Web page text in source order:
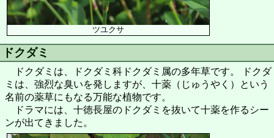
ツユクサ
ドクダミ
ドクダミは、ドクダミ科ドクダミ属の多年草です。 ドクダ
ミは、強烈な臭いを発しますが、十薬（じゅうやく）という
名前の薬草にもなる万能な植物です。
ドラマには、十徳長屋のドクダミを抜いて十薬を作るシー
ンが出てきました。